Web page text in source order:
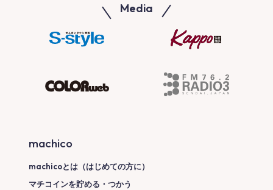
Media
machico
machicoとは（はじめての方に）
マチコインを貯める・つかう